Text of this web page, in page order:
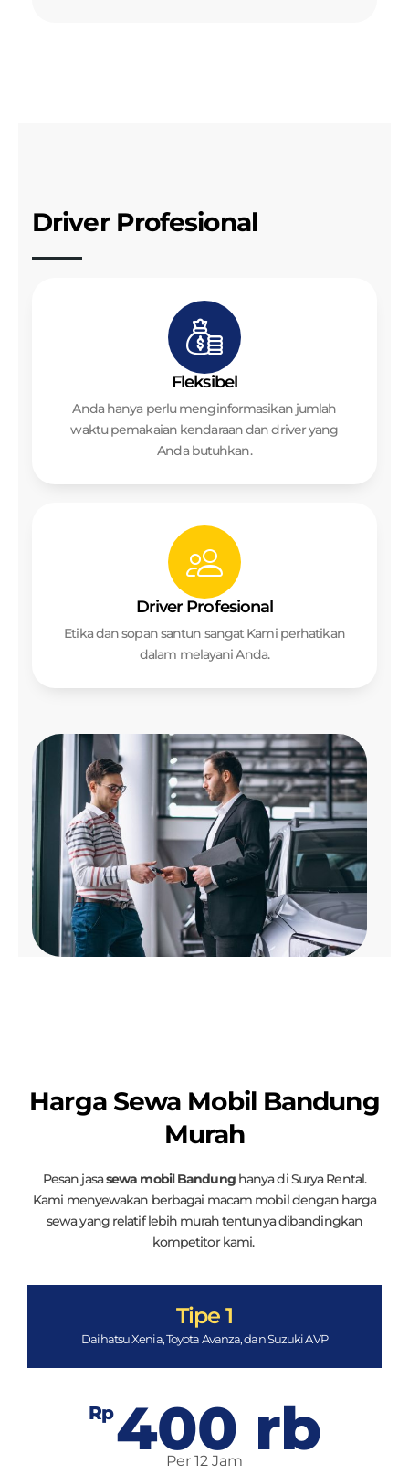
Driver Profesional
Fleksibel
Anda hanya perlu menginformasikan jumlah
waktu pemakaian kendaraan dan driver yang
Anda butuhkan.
Driver Profesional
Etika dan sopan santun sangat Kami perhatikan
dalam melayani Anda.
Harga Sewa Mobil Bandung
Murah
Pesan jasasewa mobil Bandunghanya di Surya Rental.
Kami menyewakan berbagai macam mobil dengan harga
sewa yang relatif lebih murah tentunya dibandingkan
kompetitor kami.
Tipe 1
Daihatsu Xenia, Toyota Avanza, dan Suzuki AVP
Rp400 rb
Per 12 Jam